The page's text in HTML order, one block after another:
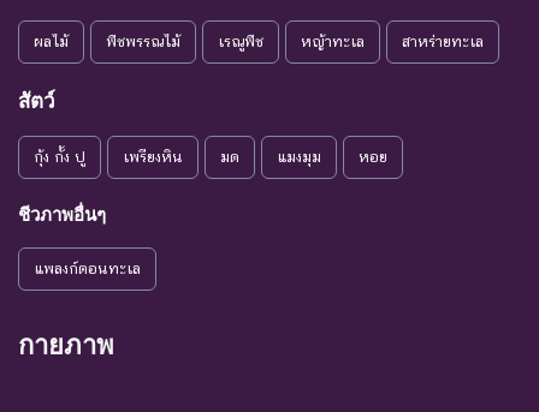
ผลไม้ พืชพรรณไม้ เรณูพืช หญ้าทะเล สาหร่ายทะเล
สัตว์
กุ้ง กั้ง ปู เพรียงหิน มด แมงมุม หอย
ชีวภาพอื่นๆ
แพลงก์ตอนทะเล
กายภาพ